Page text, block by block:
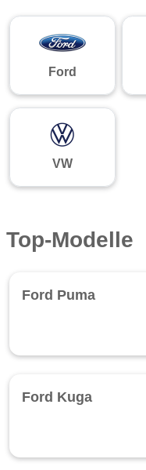
Ford
VW
Top-Modelle
Ford Puma
Ford Kuga